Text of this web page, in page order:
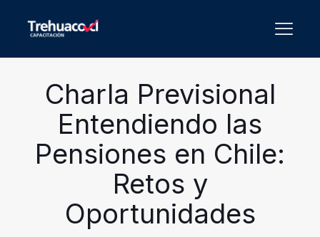
Charla Previsional
Entendiendo las
Pensiones en Chile:
Retos y
Oportunidades